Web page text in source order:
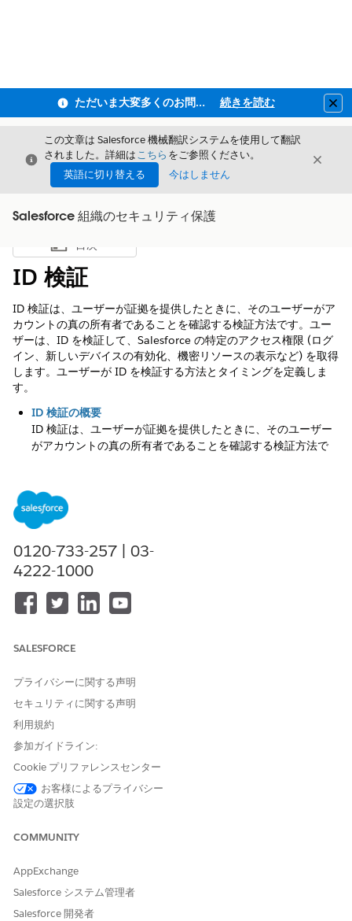
ただいま大変多くのお問い合わせをいただいており、ご連絡までにお時間を頂戴しております 続きを読む
閉じる
この文章は Salesforce 機械翻訳システムを使用して翻訳
されました。詳細はこちら をご参照ください。
英語に切り替える
今はしません
閉じる
Salesforce 組織のセキュリティ保護
目次を表示
目次
ID 検証
ID 検証は、ユーザーが証拠を提供したときに、そのユーザーがア
カウントの真の所有者であることを確認する検証方法です。ユー
ザーは、ID を検証して、Salesforce の特定のアクセス権限 (ログ
イン、新しいデバイスの有効化、機密リソースの表示など) を取得
します。ユーザーが ID を検証する方法とタイミングを定義しま
す。
ID 検証の概要
ID 検証は、ユーザーが証拠を提供したときに、そのユーザー
がアカウントの真の所有者であることを確認する検証方法で
表示など) を取得します。使用事例によっては、ID 検証は多要
素認証 (MFA)、デバイスの有効化、またはステップアップ認
証と呼ばれることもあります。
組織および Experience Cloud サイトの ID 検証設定の定義
組織全体または Experience Cloud サイトで ID を検証する方
ワンタイムパスワード (OTP) の動作
化、Experience Cloud サイトの多要素認証 (MFA) など、複数
(OTP) を送信します。さまざまな使用事例の OTP の有効期
限、制限、生成動作について説明します。
SMS ID 検証
ユーザーが、テキストメッセージ (SMS) 経由で送信されたワ
ンタイムパスコードを使用して ID を検証できる方法と条件に
ついて説明します。
デバイスの有効化
デバイスの有効化は、組織や Experience Cloud サイトのセキ
関連項目:
組織および Experience Cloud サイトの ID 検証設定の定義
0120-733-257 | 03-
4222-1000
SALESFORCE
プライバシーに関する声明
セキュリティに関する声明
利用規約
参加ガイドライン:
Cookie プリファレンスセンター
お客様によるプライバシー
設定の選択肢
COMMUNITY
AppExchange
Salesforce システム管理者
Salesforce 開発者